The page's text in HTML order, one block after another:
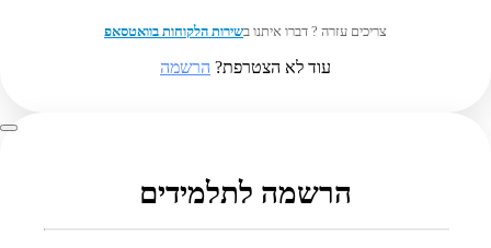
צריכים עזרה ? דברו איתנו בשירות הלקוחות בוואטסאפ
עוד לא הצטרפת? הרשמה
הרשמה לתלמידים